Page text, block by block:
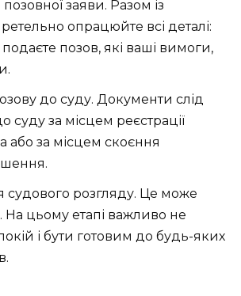
позовної заяви. Разом із
опрацюйте всі деталі:
позов, які ваші вимоги,
до суду. Документи слід
суду за місцем реєстрації
або за місцем скоєння
судового розгляду. Це може
На цьому етапі важливо не
і бути готовим до будь-яких